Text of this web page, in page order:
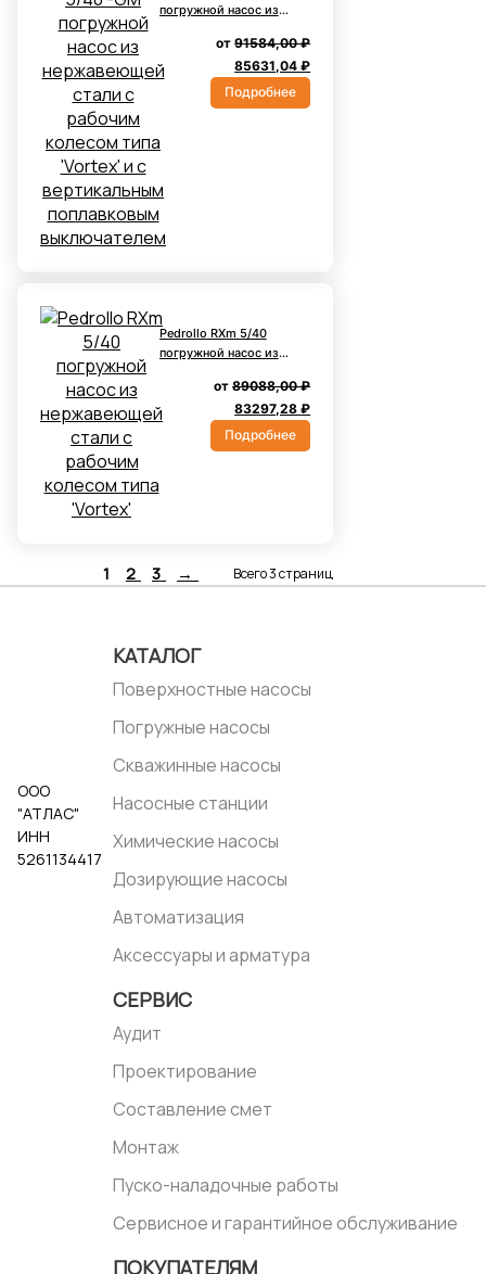
погружной насос из
рабочим колесом типа
'Vortex' и с
вертикальным
поплавковым
от91584,00₽
Первоначальная
цена
составляла
85631,04₽Текущая
85631,04 ₽.
Подробнее
Pedrollo RXm 5/40
погружной насос из
рабочим колесом типа
'Vortex'
от89088,00₽
Первоначальная
цена
составляла
83297,28₽Текущая
83297,28 ₽.
Подробнее
1 2 3 → Всего 3 страниц
ООО
"АТЛАС"
ИНН
5261134417
КАТАЛОГ
Поверхностные насосы
Погружные насосы
Скважинные насосы
Насосные станции
Химические насосы
Дозирующие насосы
Автоматизация
Аксессуары и арматура
СЕРВИС
Аудит
Проектирование
Составление смет
Монтаж
Пуско-наладочные работы
Сервисное и гарантийное обслуживание
ПОКУПАТЕЛЯМ